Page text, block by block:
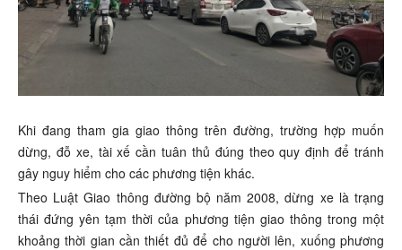
Khi đang tham gia giao thông trên đường, trường hợp muốn
dừng, đỗ xe, tài xế cần tuân thủ đúng theo quy định để tránh
gây nguy hiểm cho các phương tiện khác.
Theo Luật Giao thông đường bộ năm 2008, dừng xe là trạng
thái đứng yên tạm thời của phương tiện giao thông trong một
khoảng thời gian cần thiết đủ để cho người lên, xuống phương